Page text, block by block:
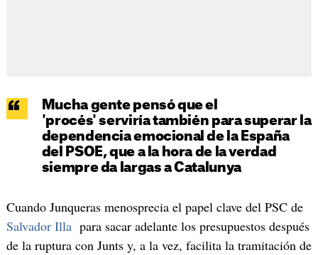
Mucha gente pensó que el
'procés' serviría también para superar la
dependencia emocional de la España
del PSOE, que a la hora de la verdad
siempre da largas a Catalunya
Cuando Junqueras menosprecia el papel clave del PSC de
Salvador Illa para sacar adelante los presupuestos después
de la ruptura con Junts y, a la vez, facilita la tramitación de